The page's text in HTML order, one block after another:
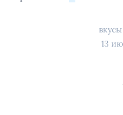
13